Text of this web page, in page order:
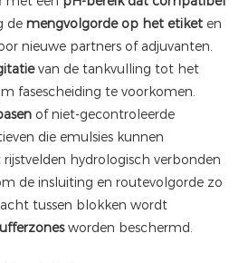
de mengvolgorde op het etiket en
nieuwe partners of adjuvanten.
van de tankvulling tot het
fasescheiding te voorkomen.
of niet-gecontroleerde
die emulsies kunnen
hydrologisch verbonden
de insluiting en routevolgorde zo
tussen blokken wordt
worden beschermd.